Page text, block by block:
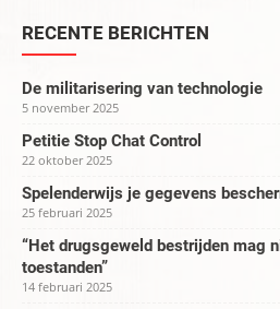
RECENTE BERICHTEN
De militarisering van technologie
5 november 2025
Petitie Stop Chat Control
22 oktober 2025
Spelenderwijs je gegevens
25 februari 2025
“Het drugsgeweld bestrijden mag
toestanden”
14 februari 2025